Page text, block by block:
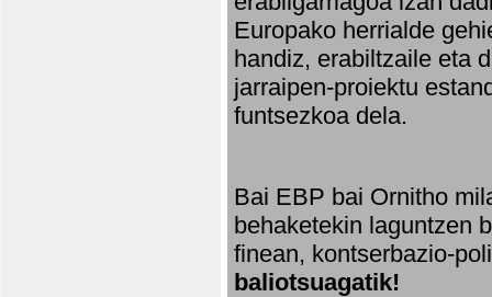
Europako herrialde
handiz, erabiltzaile eta
jarraipen-proiektu
funtsezkoa dela.
Bai EBP bai Ornitho
behaketekin laguntzen
finean, kontserbazio-
baliotsuagatik!